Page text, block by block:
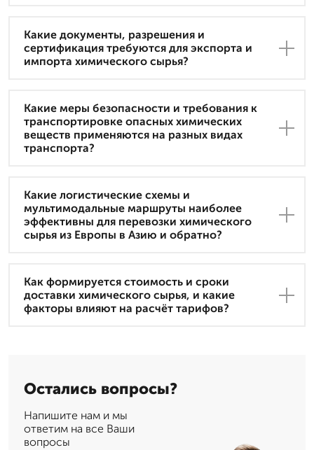
Какие документы, разрешения и
сертификация требуются для экспорта и
импорта химического сырья?
Какие меры безопасности и требования к
транспортировке опасных химических
веществ применяются на разных видах
транспорта?
Какие логистические схемы и
мультимодальные маршруты наиболее
эффективны для перевозки химического
сырья из Европы в Азию и обратно?
Как формируется стоимость и сроки
доставки химического сырья, и какие
факторы влияют на расчёт тарифов?
Остались вопросы?
Напишите нам и мы
ответим на все Ваши
вопросы